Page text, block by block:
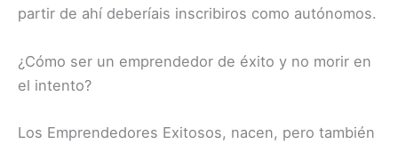
partir de ahí deberíais inscribiros como autónomos.
¿Cómo ser un emprendedor de éxito y no morir en
el intento?
Los Emprendedores Exitosos, nacen, pero también